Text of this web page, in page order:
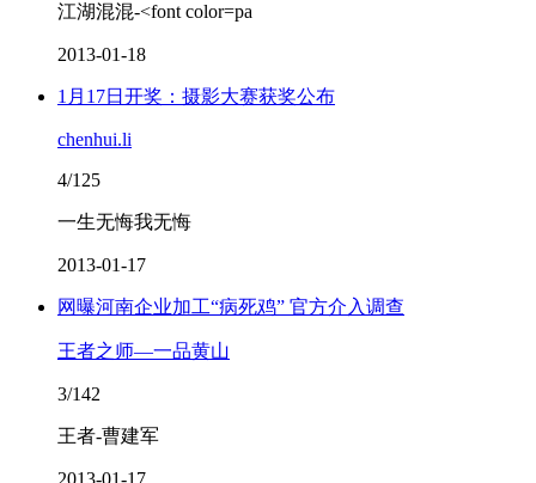
江湖混混-<font color=pa
2013-01-18
1月17日开奖：摄影大赛获奖公布
chenhui.li
4/125
一生无悔我无悔
2013-01-17
网曝河南企业加工“病死鸡” 官方介入调查
王者之师—一品黄山
3/142
王者-曹建军
2013-01-17